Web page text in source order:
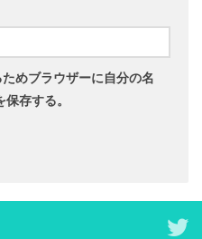
めブラウザーに自分の名
存する。